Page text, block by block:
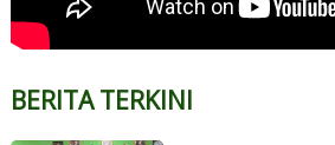
BERITA TERKINI